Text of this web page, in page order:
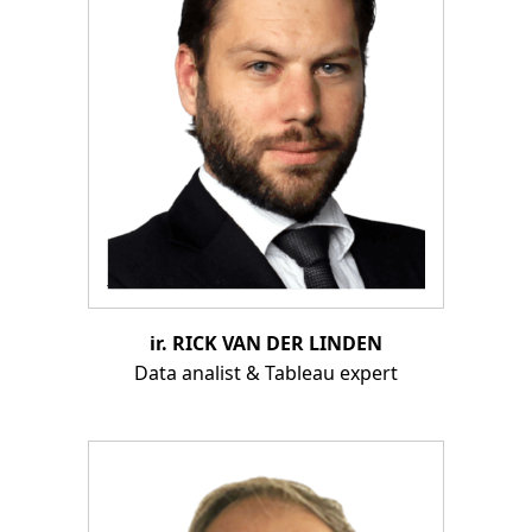
ir. RICK VAN DER LINDEN
Data analist & Tableau expert